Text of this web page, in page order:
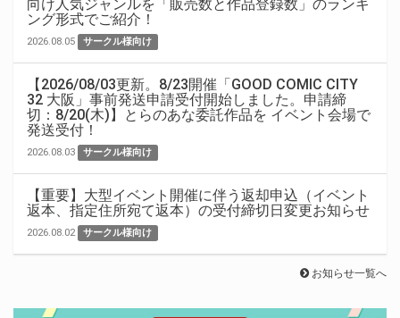
向け人気ジャンルを「販売数と作品登録数」のランキ
ング形式でご紹介！
2026.08.05 サークル様向け
【2026/08/03更新。8/23開催「GOOD COMIC CITY
32 大阪」事前発送申請受付開始しました。申請締
切：8/20(木)】とらのあな委託作品を イベント会場で
発送受付！
2026.08.03 サークル様向け
【重要】大型イベント開催に伴う返却申込（イベント
返本、指定住所宛て返本）の受付締切日変更お知らせ
2026.08.02 サークル様向け
お知らせ一覧へ